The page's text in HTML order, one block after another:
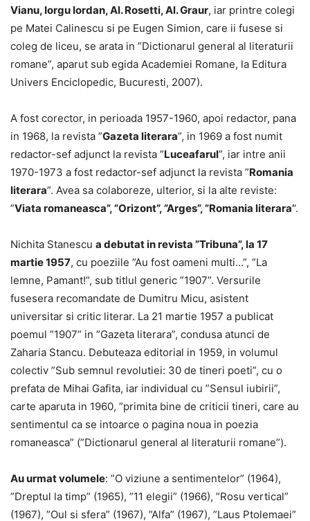
Vianu, Iorgu Iordan, Al. Rosetti, Al. Graur, iar printre colegi
pe Matei Calinescu si pe Eugen Simion, care ii fusese si
coleg de liceu, se arata in ”Dictionarul general al literaturii
romane”, aparut sub egida Academiei Romane, la Editura
Univers Enciclopedic, Bucuresti, 2007).
A fost corector, in perioada 1957-1960, apoi redactor, pana
in 1968, la revista ”Gazeta literara”, in 1969 a fost numit
redactor-sef adjunct la revista ”Luceafarul”, iar intre anii
1970-1973 a fost redactor-sef adjunct la revista ”Romania
literara”. Avea sa colaboreze, ulterior, si la alte reviste:
”Viata romaneasca”, ”Orizont”, ”Arges”, ”Romania literara’‘.
Nichita Stanescu a debutat in revista ”Tribuna”, la 17
martie 1957, cu poeziile ”Au fost oameni multi…”, ”La
lemne, Pamant!”, sub titlul generic ”1907”. Versurile
fusesera recomandate de Dumitru Micu, asistent
universitar si critic literar. La 21 martie 1957 a publicat
poemul ”1907” in ”Gazeta literara”, condusa atunci de
Zaharia Stancu. Debuteaza editorial in 1959, in volumul
colectiv ”Sub semnul revolutiei: 30 de tineri poeti”, cu o
prefata de Mihai Gafita, iar individual cu ”Sensul iubirii”,
carte aparuta in 1960, ”primita bine de criticii tineri, care au
sentimentul ca se intoarce o pagina noua in poezia
romaneasca” (”Dictionarul general al literaturii romane”).
Au urmat volumele: ”O viziune a sentimentelor” (1964),
”Dreptul la timp” (1965), ”11 elegii” (1966), ”Rosu vertical”
(1967), ”Oul si sfera” (1967), ”Alfa” (1967), ”Laus Ptolemaei”